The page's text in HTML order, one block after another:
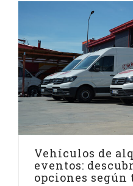
Vehículos de
eventos:
opciones